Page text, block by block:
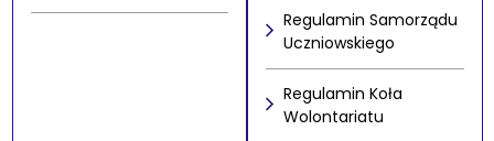
Regulamin Samorządu
Uczniowskiego
Regulamin Koła
Wolontariatu